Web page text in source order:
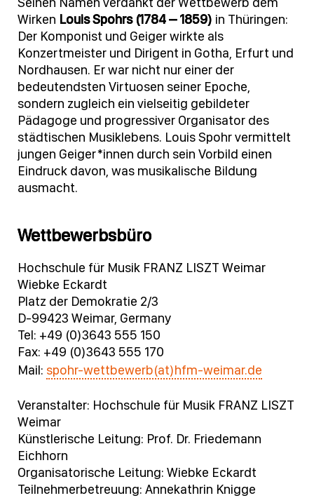
Wirken Louis Spohrs (1784 – 1859) in Thüringen:
Der Komponist und Geiger wirkte als
Konzertmeister und Dirigent in Gotha, Erfurt und
Nordhausen. Er war nicht nur einer der
bedeutendsten Virtuosen seiner Epoche,
sondern zugleich ein vielseitig gebildeter
Pädagoge und progressiver Organisator des
städtischen Musiklebens. Louis Spohr vermittelt
jungen Geiger*innen durch sein Vorbild einen
Eindruck davon, was musikalische Bildung
ausmacht.
Wettbewerbsbüro
Hochschule für Musik FRANZ LISZT Weimar
Wiebke Eckardt
Platz der Demokratie 2/3
D-99423 Weimar, Germany
Tel: +49 (0)3643 555 150
Fax: +49 (0)3643 555 170
Mail: spohr-wettbewerb(at)hfm-weimar.de
Veranstalter: Hochschule für Musik FRANZ LISZT
Weimar
Künstlerische Leitung: Prof. Dr. Friedemann
Eichhorn
Organisatorische Leitung: Wiebke Eckardt
Teilnehmerbetreuung: Annekathrin Knigge